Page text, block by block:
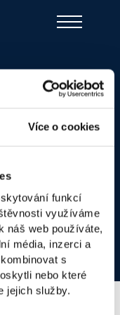
Více o cookies
funkcí
využíváme
náš web používáte,
média, inzerci a
s
nebo které
jejich služby.